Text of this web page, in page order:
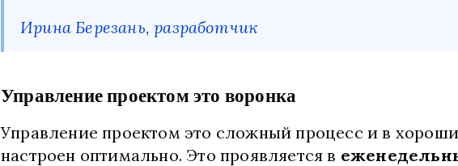
Ирина Березань, разработчик
Управление проектом это воронка
Управление проектом это сложный процесс и в
настроен оптимально. Это проявляется в